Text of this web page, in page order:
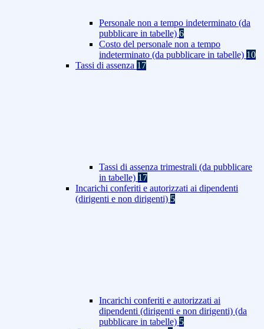
Personale non a tempo indeterminato (da
pubblicare in tabelle) 6
Costo del personale non a tempo
indeterminato (da pubblicare in tabelle) 10
Tassi di assenza 17
Tassi di assenza trimestrali (da pubblicare
in tabelle) 17
Incarichi conferiti e autorizzati ai dipendenti
(dirigenti e non dirigenti) 5
Incarichi conferiti e autorizzati ai
dipendenti (dirigenti e non dirigenti) (da
pubblicare in tabelle) 5